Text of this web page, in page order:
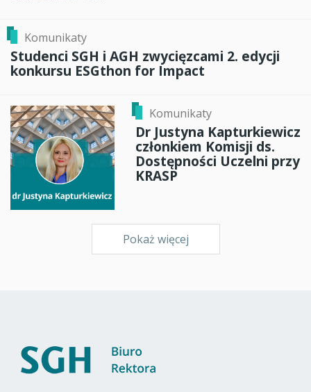
Komunikaty
Studenci SGH i AGH zwycięzcami 2. edycji
konkursu ESGthon for Impact
Komunikaty
Dr Justyna Kapturkiewicz
członkiem Komisji ds.
Dostępności Uczelni przy
KRASP
Pokaż więcej